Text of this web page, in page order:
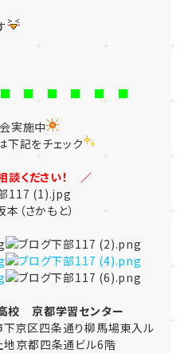
■ ■ ■ ■ ■
実施中
下記をチェック
談ください！ ／
（さかもと）
校 京都学習センター
京区四条通り柳馬場東入ル
京都四条通ビル6階